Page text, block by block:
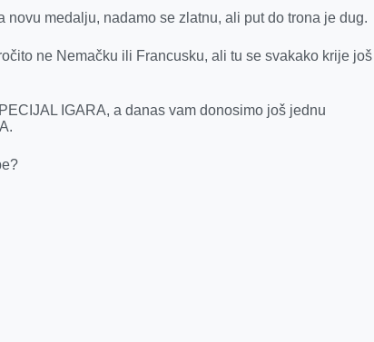
medalju, nadamo se zlatnu, ali put do trona je dug.
ne Nemačku ili Francusku, ali tu se svakako krije još
IGARA, a danas vam donosimo još jednu